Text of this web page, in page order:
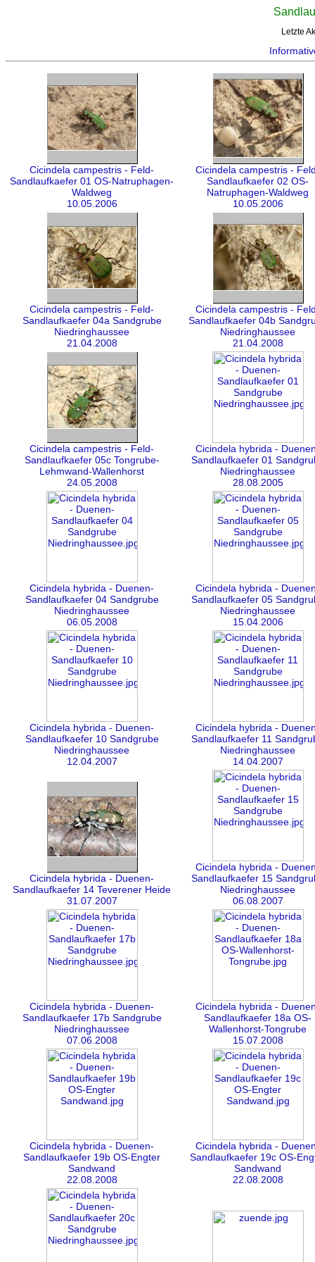
Letzte
Cicindela campestris - Feld-
Sandlaufkaefer 01 OS-Natruphagen-
Waldweg
10.05.2006
Cicindela campestris -
Sandlaufkaefer 02 OS-
Natruphagen-Waldweg
10.05.2006
Cicindela campestris - Feld-
Sandlaufkaefer 04a Sandgrube
Niedringhaussee
21.04.2008
Cicindela campestris -
Sandlaufkaefer 04b
Niedringhaussee
21.04.2008
Cicindela campestris - Feld-
Sandlaufkaefer 05c Tongrube-
Lehmwand-Wallenhorst
24.05.2008
Cicindela hybrida -
Sandlaufkaefer 01
Niedringhaussee
28.08.2005
Cicindela hybrida - Duenen-
Sandlaufkaefer 04 Sandgrube
Niedringhaussee
06.05.2008
Cicindela hybrida -
Sandlaufkaefer 05
Niedringhaussee
15.04.2006
Cicindela hybrida - Duenen-
Sandlaufkaefer 10 Sandgrube
Niedringhaussee
12.04.2007
Cicindela hybrida -
Sandlaufkaefer 11
Niedringhaussee
14.04.2007
Cicindela hybrida - Duenen-
Sandlaufkaefer 14 Teverener Heide
31.07.2007
Cicindela hybrida -
Sandlaufkaefer 15
Niedringhaussee
06.08.2007
Cicindela hybrida - Duenen-
Sandlaufkaefer 17b Sandgrube
Niedringhaussee
07.06.2008
Cicindela hybrida -
Sandlaufkaefer 18a OS-
Wallenhorst-Tongrube
15.07.2008
Cicindela hybrida - Duenen-
Sandlaufkaefer 19b OS-Engter
Sandwand
22.08.2008
Cicindela hybrida -
Sandlaufkaefer 19c OS-
Sandwand
22.08.2008